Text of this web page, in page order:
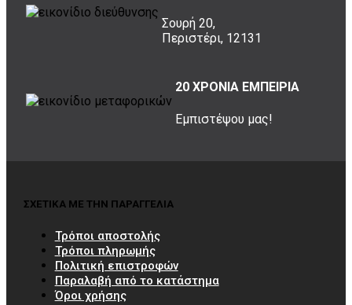
Σουρή 20,
Περιστέρι, 12131
20 ΧΡΟΝΙΑ ΕΜΠΕΙΡΙΑ
Εμπιστέψου μας!
ΣΧΕΤΙΚΑ ΜΕ ΤΗΝ ΠΑΡΑΓΓΕΛΙΑ
Τρόποι αποστολής
Τρόποι πληρωμής
Πολιτική επιστροφών
Παραλαβή από το κατάστημα
Όροι χρήσης